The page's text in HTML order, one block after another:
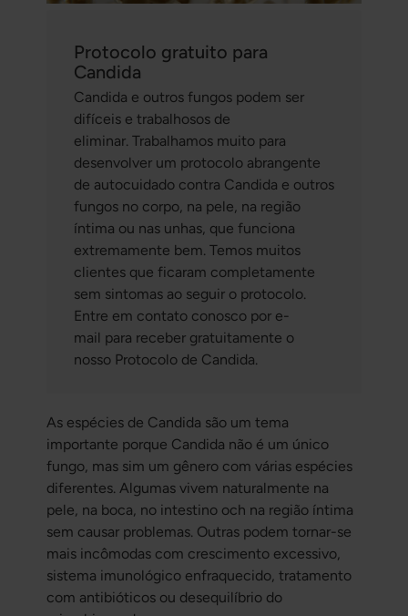
Protocolo gratuito para
Candida
Candida e outros fungos podem ser
difíceis e trabalhosos de
eliminar. Trabalhamos muito para
desenvolver um protocolo abrangente
de autocuidado contra Candida e outros
fungos no corpo, na pele, na região
íntima ou nas unhas, que funciona
extremamente bem. Temos muitos
clientes que ficaram completamente
sem sintomas ao seguir o protocolo.
Entre em contato conosco por e-
mail para receber gratuitamente o
nosso Protocolo de Candida.
As espécies de Candida são um tema
importante porque Candida não é um único
fungo, mas sim um gênero com várias espécies
diferentes. Algumas vivem naturalmente na
pele, na boca, no intestino och na região íntima
sem causar problemas. Outras podem tornar-se
mais incômodas com crescimento excessivo,
sistema imunológico enfraquecido, tratamento
com antibióticos ou desequilíbrio do